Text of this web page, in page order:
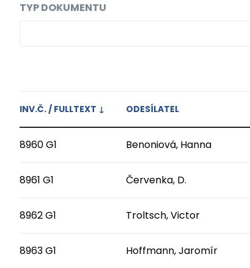
TYP DOKUMENTU
INV.Č. / FULLTEXT ↓ ODESÍLATEL
8960 G1 Benoniová, Hanna
8961 G1 Červenka, D.
8962 G1 Troltsch, Victor
8963 G1 Hoffmann, Jaromír